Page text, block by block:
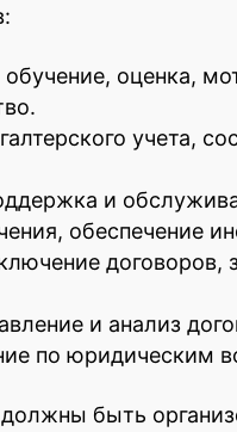
оценка,
учета,
и
обеспечение
договоров,
и анализ
по юридическим
быть